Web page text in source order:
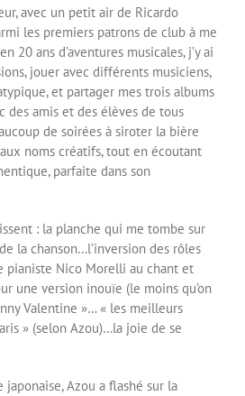
avec un petit air de Ricardo
les premiers patrons de club à me
20 ans d’aventures musicales, j’y ai
jouer avec différents musiciens,
et partager mes trois albums
des amis et des élèves de tous
de soirées à siroter la bière
noms créatifs, tout en écoutant
parfaite dans son
: la planche qui me tombe sur
la chanson…l’inversion des rôles
pianiste Nico Morelli au chant et
une version inouïe (le moins qu’on
Valentine »… « les meilleurs
» (selon Azou)…la joie de se
japonaise, Azou a flashé sur la